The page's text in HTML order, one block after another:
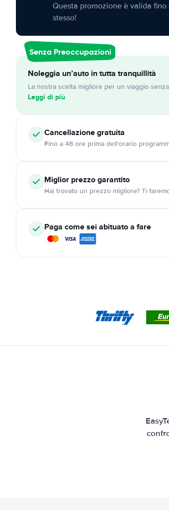
Questa promozione è valida
stesso!
Senza Preoccupazioni
Noleggia un’auto in tutta tranquillità
La nostra scelta migliore per un viaggio
Leggi di più
Cancellazionegratuita
Fino a 48 ore prima dell'orario
Miglior prezzo garantito
Hai trovato un prezzo migliore? Ti
Paga come sei abituato a fare